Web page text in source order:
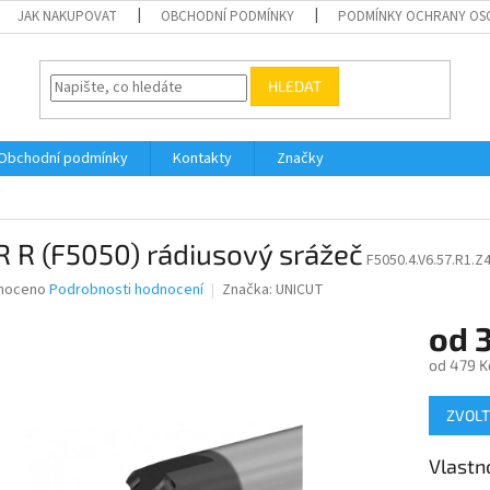
JAK NAKUPOVAT OBCHODNÍ PODMÍNKY PODMÍNKY OCHRANY
HLEDAT
podmínky Kontakty
Značky
R (F5050) rádiusový srážeč F5050.4.V6.57.R1.Z4
Podrobnosti hodnocení Značka: UNICUT
od
od 479
Měrná
cena: